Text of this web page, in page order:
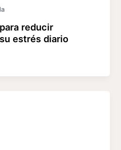
reducir
estrés diario